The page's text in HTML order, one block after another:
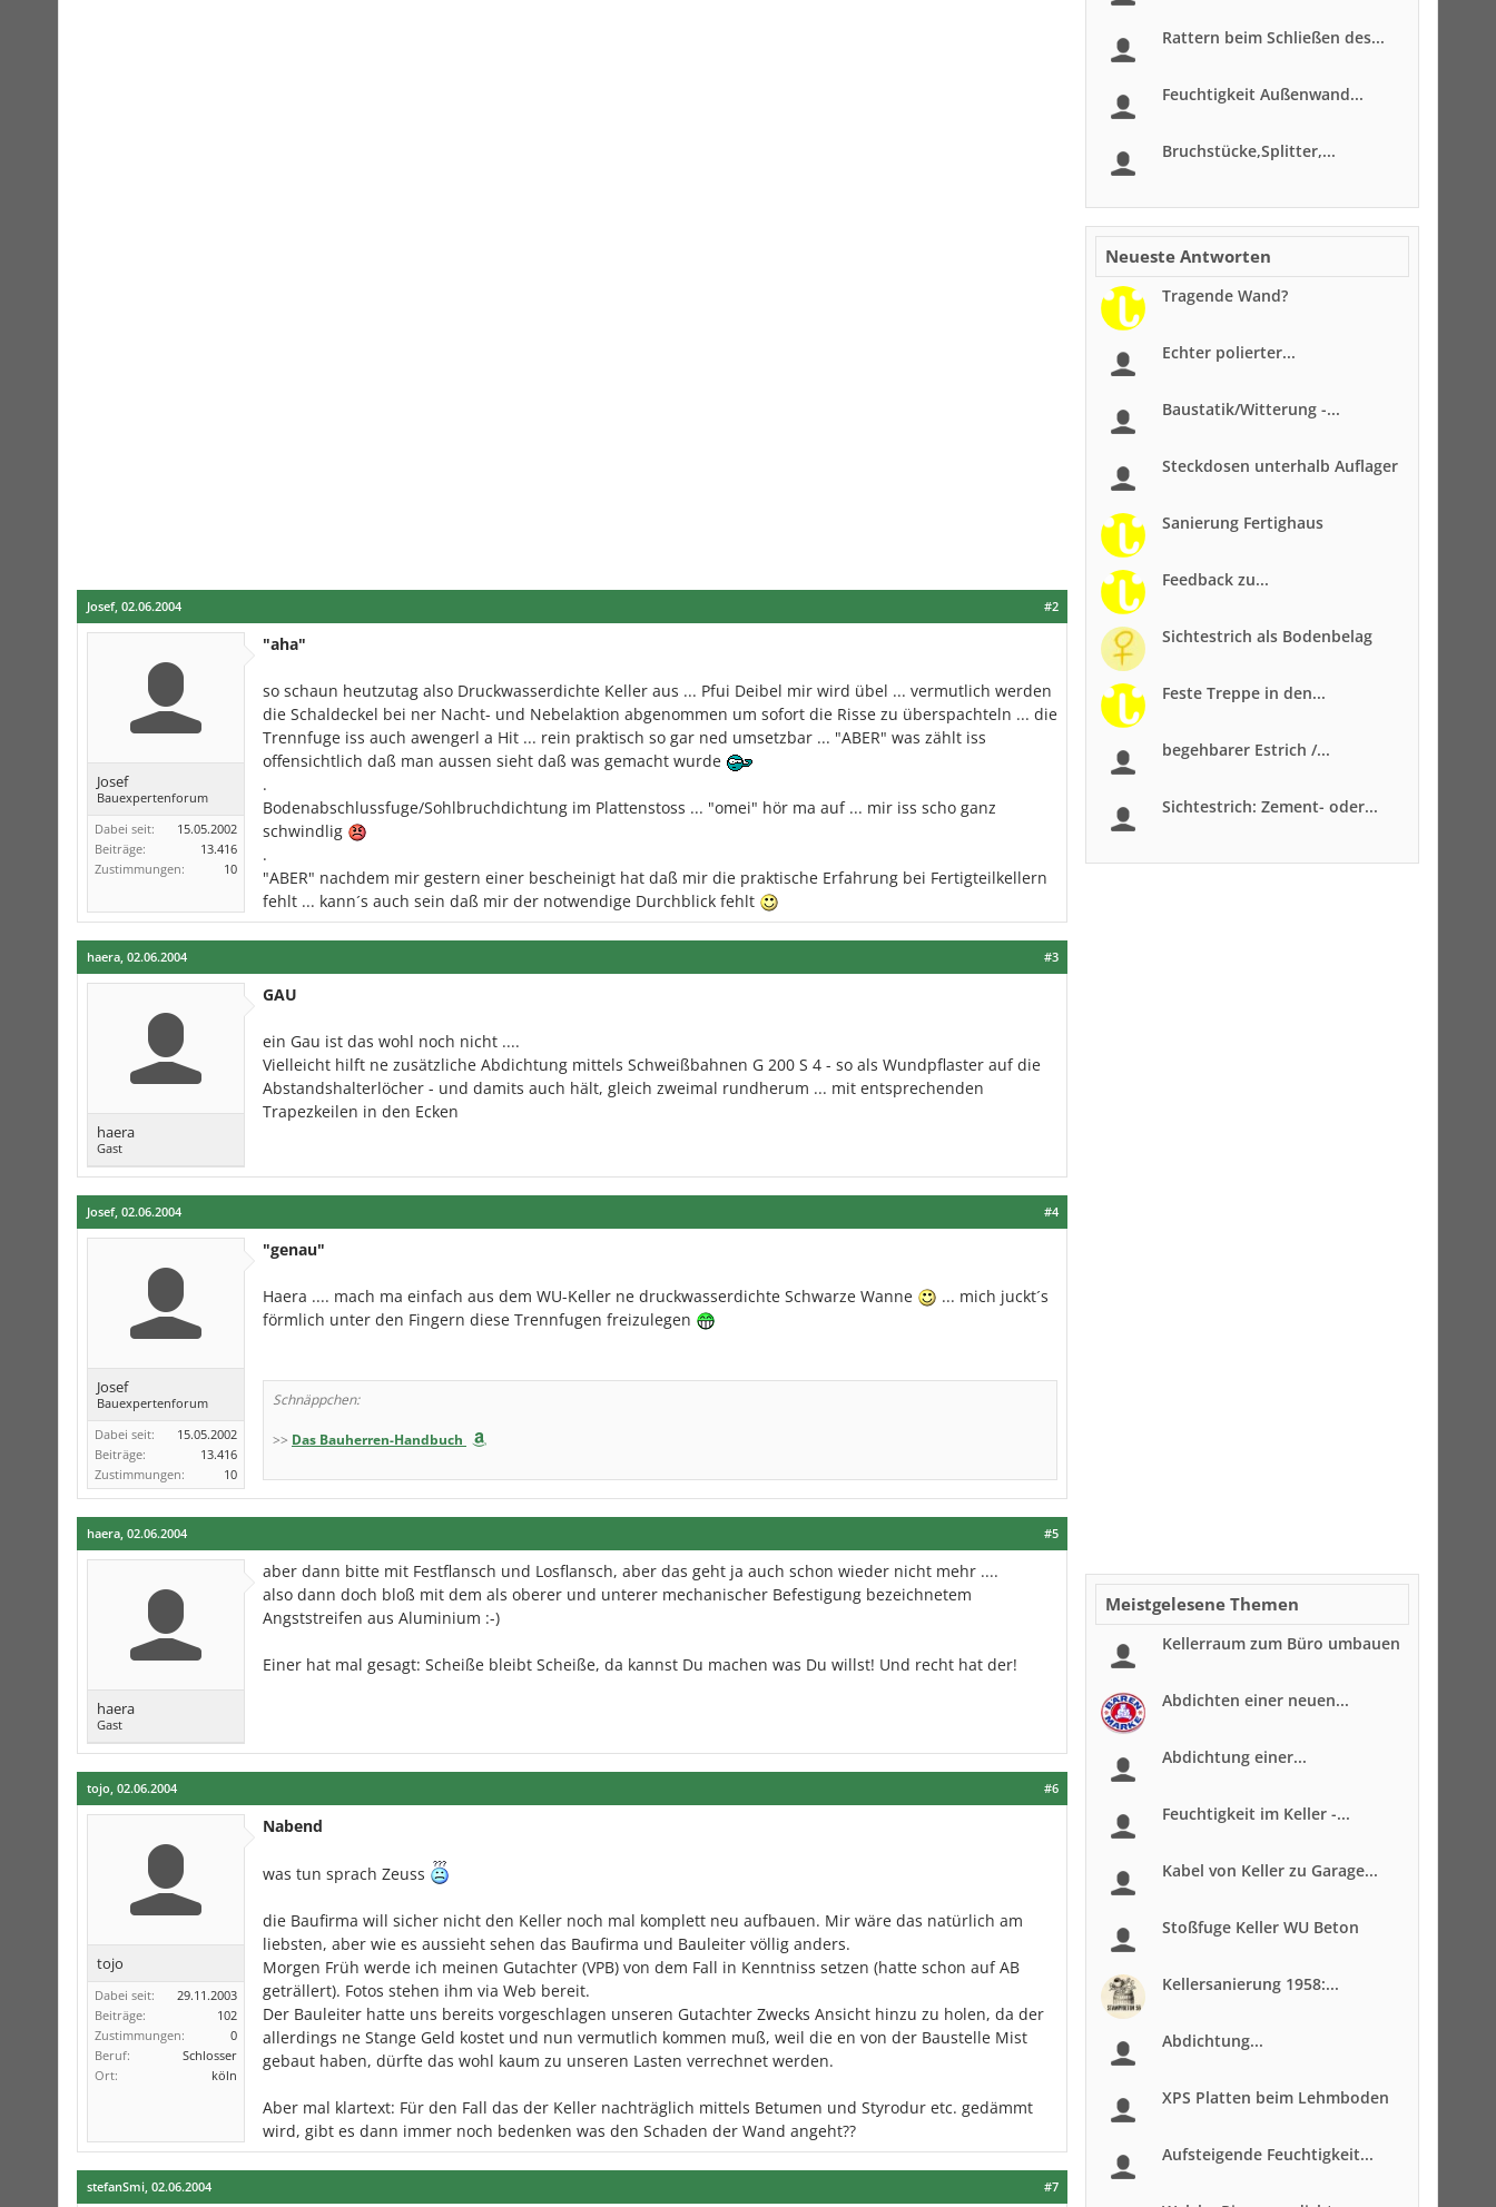
#2
Josef, 02.06.2004
Josef
Bauexpertenforum
Dabei seit:
15.05.2002
Beiträge:
13.416
Zustimmungen:
10
"aha"
so schaun heutzutag also Druckwasserdichte Keller aus ... Pfui Deibel mir wird übel ... vermutlich werden
die Schaldeckel bei ner Nacht- und Nebelaktion abgenommen um sofort die Risse zu überspachteln ... die
Trennfuge iss auch awengerl a Hit ... rein praktisch so gar ned umsetzbar ... "ABER" was zählt iss
offensichtlich daß man aussen sieht daß was gemacht wurde
.
Bodenabschlussfuge/Sohlbruchdichtung im Plattenstoss ... "omei" hör ma auf ... mir iss scho ganz
schwindlig
.
"ABER" nachdem mir gestern einer bescheinigt hat daß mir die praktische Erfahrung bei Fertigteilkellern
fehlt ... kann´s auch sein daß mir der notwendige Durchblick fehlt
#3
haera, 02.06.2004
haera
Gast
GAU
ein Gau ist das wohl noch nicht ....
Vielleicht hilft ne zusätzliche Abdichtung mittels Schweißbahnen G 200 S 4 - so als Wundpflaster auf die
Abstandshalterlöcher - und damits auch hält, gleich zweimal rundherum ... mit entsprechenden
Trapezkeilen in den Ecken
#4
Josef, 02.06.2004
Josef
Bauexpertenforum
Dabei seit:
15.05.2002
Beiträge:
13.416
Zustimmungen:
10
"genau"
Haera .... mach ma einfach aus dem WU-Keller ne druckwasserdichte Schwarze Wanne
... mich juckt´s
förmlich unter den Fingern diese Trennfugen freizulegen
Schnäppchen:
>> Das Bauherren-Handbuch
#5
haera, 02.06.2004
haera
Gast
aber dann bitte mit Festflansch und Losflansch, aber das geht ja auch schon wieder nicht mehr ....
also dann doch bloß mit dem als oberer und unterer mechanischer Befestigung bezeichnetem
Angststreifen aus Aluminium :-)
Einer hat mal gesagt: Scheiße bleibt Scheiße, da kannst Du machen was Du willst! Und recht hat der!
#6
tojo, 02.06.2004
tojo
Dabei seit:
29.11.2003
Beiträge:
102
Zustimmungen:
0
Beruf:
Schlosser
Ort:
köln
Nabend
was tun sprach Zeuss
die Baufirma will sicher nicht den Keller noch mal komplett neu aufbauen. Mir wäre das natürlich am
liebsten, aber wie es aussieht sehen das Baufirma und Bauleiter völlig anders.
Morgen Früh werde ich meinen Gutachter (VPB) von dem Fall in Kenntniss setzen (hatte schon auf AB
geträllert). Fotos stehen ihm via Web bereit.
Der Bauleiter hatte uns bereits vorgeschlagen unseren Gutachter Zwecks Ansicht hinzu zu holen, da der
allerdings ne Stange Geld kostet und nun vermutlich kommen muß, weil die en von der Baustelle Mist
gebaut haben, dürfte das wohl kaum zu unseren Lasten verrechnet werden.
Aber mal klartext: Für den Fall das der Keller nachträglich mittels Betumen und Styrodur etc. gedämmt
wird, gibt es dann immer noch bedenken was den Schaden der Wand angeht??
#7
stefanSmi, 02.06.2004
Rattern beim Schließen des...
Feuchtigkeit Außenwand...
Bruchstücke,Splitter,...
Neueste Antworten
Tragende Wand?
Echter polierter...
Baustatik/Witterung -...
Steckdosen unterhalb Auflager
Sanierung Fertighaus
Feedback zu...
Sichtestrich als Bodenbelag
Feste Treppe in den...
begehbarer Estrich /...
Sichtestrich: Zement- oder...
Meistgelesene Themen
Kellerraum zum Büro umbauen
Abdichten einer neuen...
Abdichtung einer...
Feuchtigkeit im Keller -...
Kabel von Keller zu Garage...
Stoßfuge Keller WU Beton
Kellersanierung 1958:...
Abdichtung...
XPS Platten beim Lehmboden
Aufsteigende Feuchtigkeit...